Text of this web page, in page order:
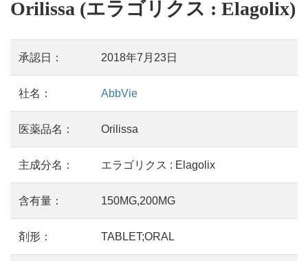
Orilissa (エラゴリクス : Elagolix)
承認日： 2018年7月23日
社名： AbbVie
医薬品名： Orilissa
主成分名： エラゴリクス : Elagolix
含有量： 150MG,200MG
剤形： TABLET;ORAL